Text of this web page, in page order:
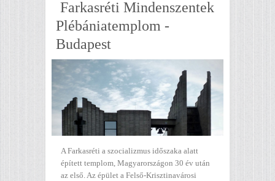
Farkasréti Mindenszentek
Plébániatemplom -
Budapest
A Farkasréti a szocializmus időszaka alatt
épített templom, Magyarországon 30 év után
az első. Az épület a Felső-Krisztinavárosi